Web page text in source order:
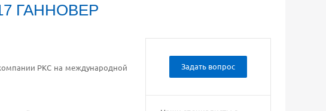
ГАННОВЕР
Задать вопрос
РКС на международной